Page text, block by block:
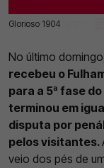
Glorioso 1904
03 Mar 2025 | 09:32 |
No último
recebeu o
para a 5ª fase
terminou em
disputa por
pelos visitantes.
veio dos pés de